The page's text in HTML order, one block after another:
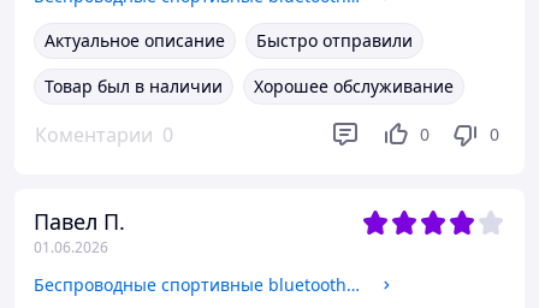
Актуальное описание
Быстро отправили
Товар был в наличии
Хорошее обслуживание
Коментарии 0 0 0
Павел П.
01.06.2026
Беспроводные спортивные bluetooth наушники Langsdom TS 19 OpenEar с системой шумоподавления вызовов AIIPX-5